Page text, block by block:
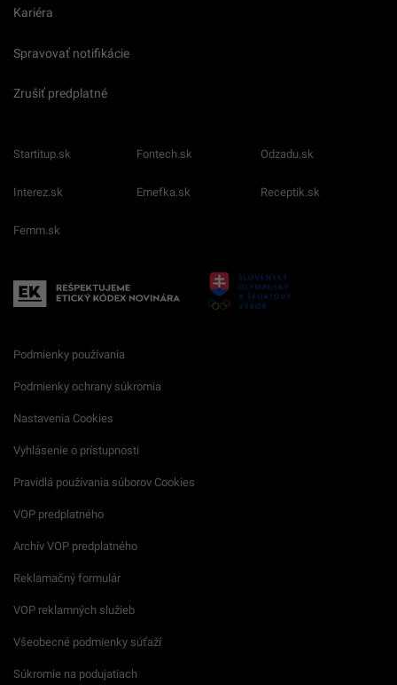
Kariéra
Spravovať notifikácie
Zrušiť predplatné
Startitup.sk Fontech.sk Odzadu.sk
Interez.sk Emefka.sk Receptik.sk
Femm.sk
Podmienky používania
Podmienky ochrany súkromia
Nastavenia Cookies
Vyhlásenie o prístupnosti
Pravidlá používania súborov Cookies
VOP predplatného
Archív VOP predplatného
Reklamačný formulár
VOP reklamných služieb
Všeobecné podmienky súťaží
Súkromie na podujatiach